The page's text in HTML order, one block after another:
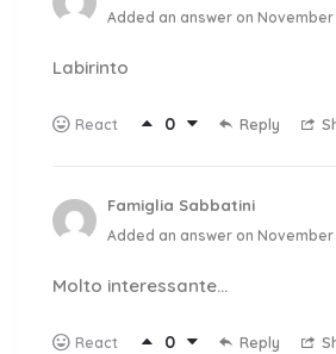
Added an answer on November
Labirinto
React 0 Reply
Famiglia Sabbatini
Added an answer on November
Molto interessante…
React 0 Reply